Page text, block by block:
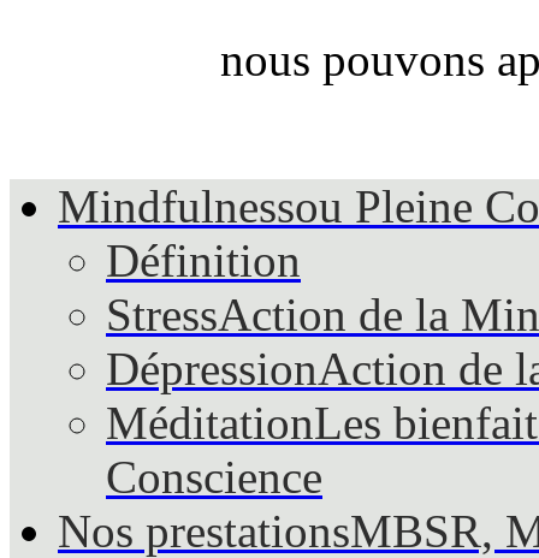
nous pouvons
Mindfulnessou Pleine
Définition
StressAction de la
DépressionAction de
MéditationLes
Conscience
Nos prestationsMBSR,